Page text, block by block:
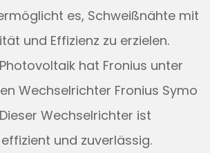
es, Schweißnähte mit
und Effizienz zu erzielen.
hat Fronius unter
Wechselrichter Fronius Symo
Wechselrichter ist
und zuverlässig.